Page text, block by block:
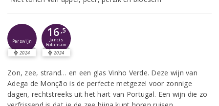
Perswijn
2024
16 ,5
Jancis
Robinson
2024
Zon, zee, strand… en een glas Vinho Verde. Deze wijn van
Adega de Monção is de perfecte metgezel voor zonnige
dagen, rechtstreeks uit het hart van Portugal. Een wijn die zo